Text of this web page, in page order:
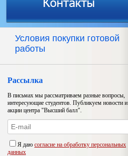
Условия покупки готовой
работы
Рассылка
В письмах мы рассматриваем разные вопросы,
интересующие студентов. Публикуем новости и
акции центра "Высший балл".
Я даю согласие на обработку персональных
данных